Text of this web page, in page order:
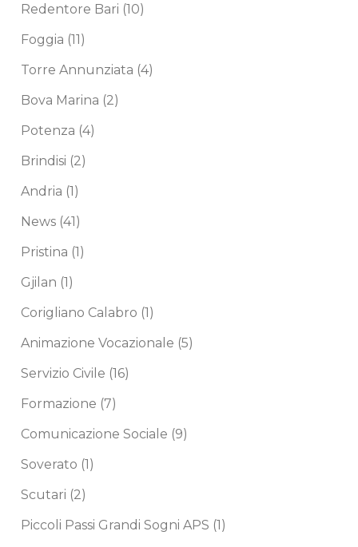
Redentore Bari (10)
Foggia (11)
Torre Annunziata (4)
Bova Marina (2)
Potenza (4)
Brindisi (2)
Andria (1)
News (41)
Pristina (1)
Gjilan (1)
Corigliano Calabro (1)
Animazione Vocazionale (5)
Servizio Civile (16)
Formazione (7)
Comunicazione Sociale (9)
Soverato (1)
Scutari (2)
Piccoli Passi Grandi Sogni APS (1)